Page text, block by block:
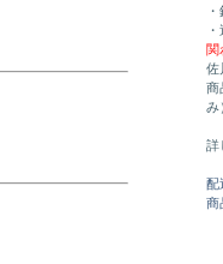
関
佐
商
み
詳
配
商